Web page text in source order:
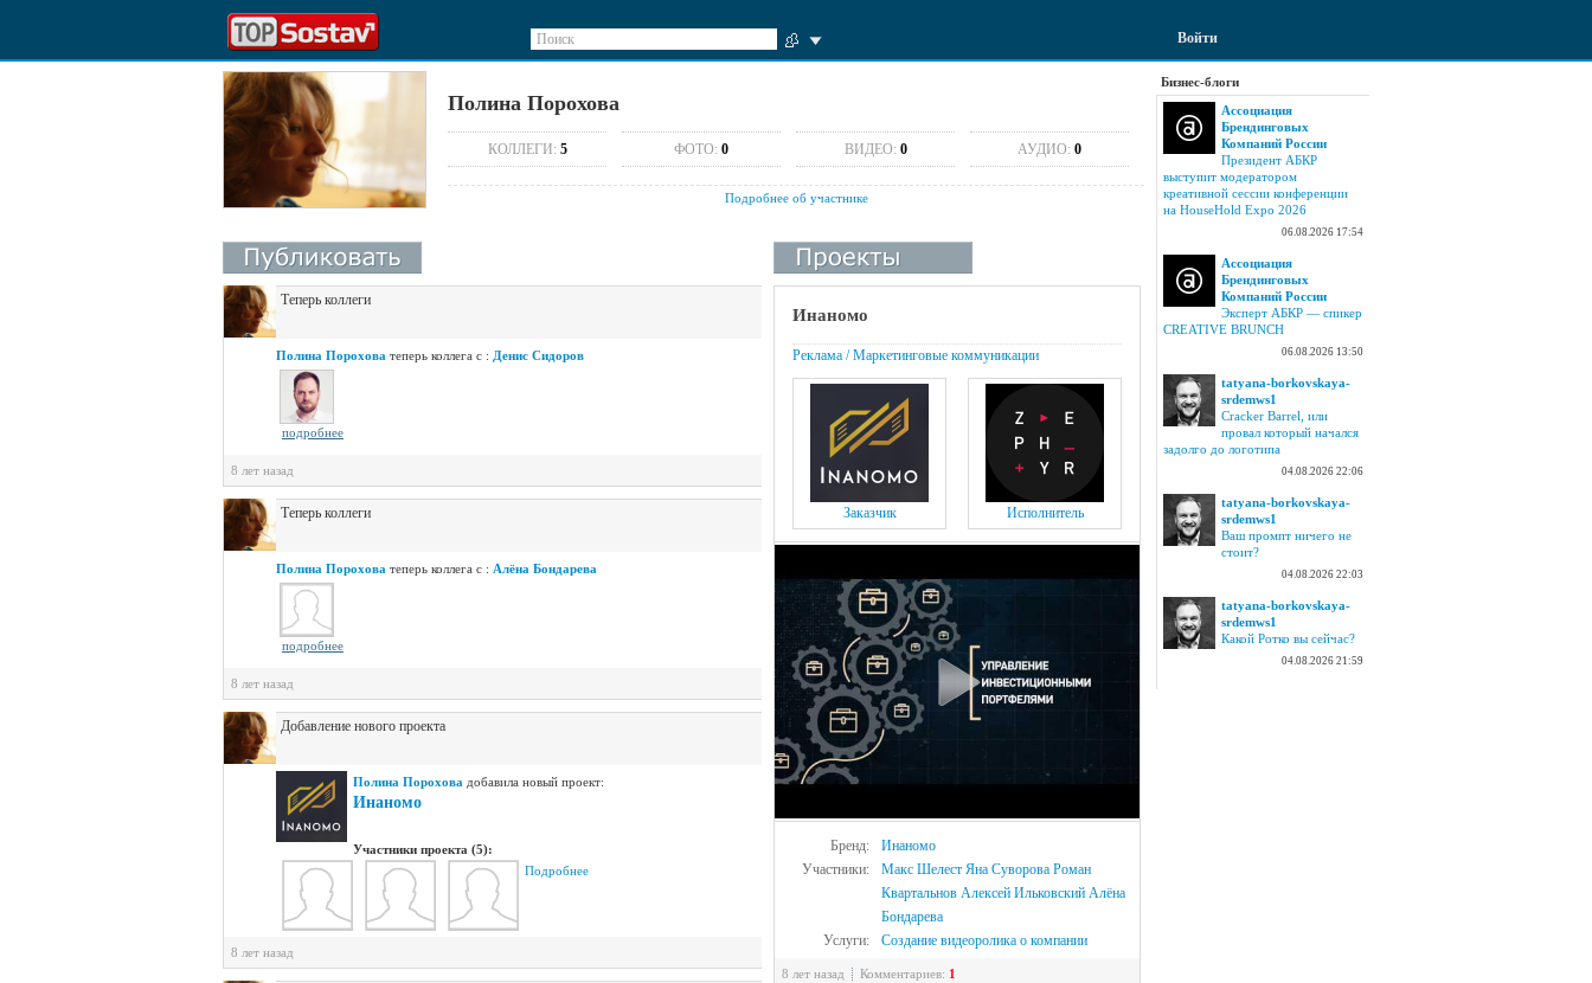
Поиск Войти
Полина Порохова
КОЛЛЕГИ: 5 ФОТО: 0 ВИДЕО: 0 АУДИО: 0
Подробнее об участнике
Теперь коллеги
Полина Порохова теперь коллега с : Денис Сидоров
подробнее
8 лет назад
Теперь коллеги
Полина Порохова теперь коллега с : Алёна Бондарева
подробнее
8 лет назад
Добавление нового проекта
Полина Порохова добавилa новый проект:
Инаномо
Участники проекта (5):
Подробнее
8 лет назад
Инаномо
Реклама / Маркетинговые коммуникации
Исполнитель
Заказчик
Бренд:
Инаномо
Участники:
Макс Шелест Яна Суворова Роман
Квартальнов Алексей Ильковский Алёна
Бондарева
Услуги:
Создание видеоролика о компании
8 лет назад Комментариев: 1
Бизнес-блоги
Ассоциация
Брендинговых
Компаний России
Президент АБКР
выступит модератором
креативной сессии конференции
на HouseHold Expo 2026
06.08.2026 17:54
Ассоциация
Брендинговых
Компаний России
Эксперт АБКР — спикер
CREATIVE BRUNCH
06.08.2026 13:50
tatyana-borkovskaya-
srdemws1
Cracker Barrel, или
провал который начался
задолго до логотипа
04.08.2026 22:06
tatyana-borkovskaya-
srdemws1
Ваш промпт ничего не
стоит?
04.08.2026 22:03
tatyana-borkovskaya-
srdemws1
Какой Ротко вы сейчас?
04.08.2026 21:59